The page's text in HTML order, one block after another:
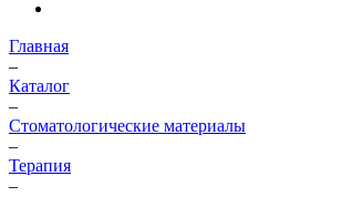
Главная
–
Каталог
–
Стоматологические материалы
–
Терапия
–